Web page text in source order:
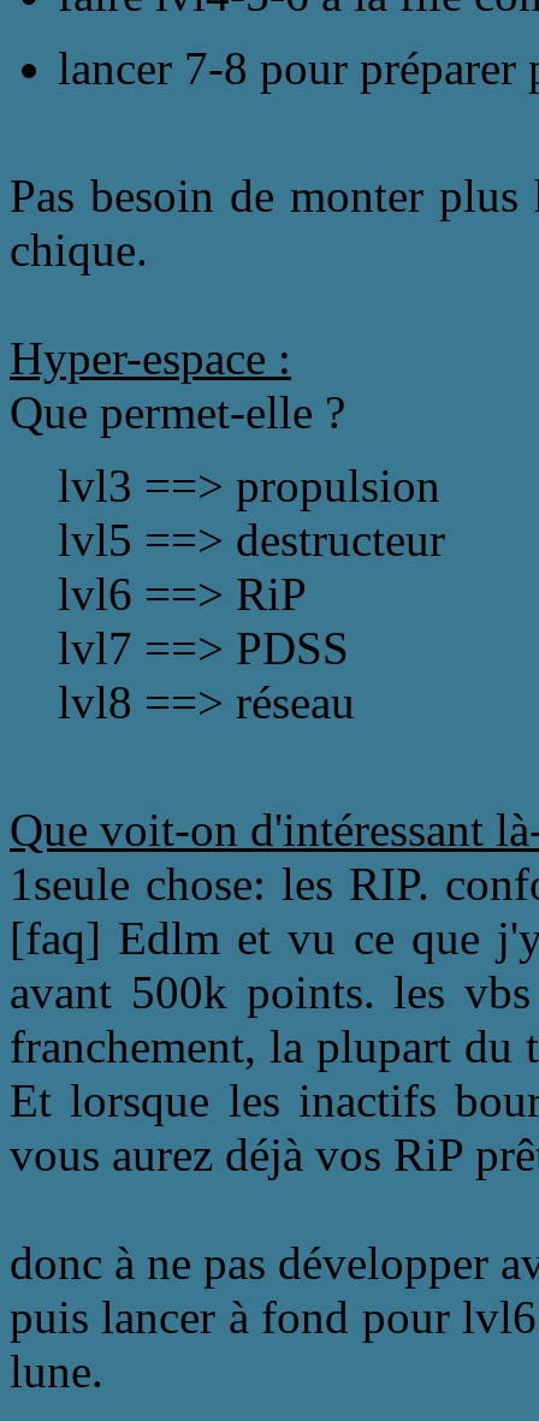
lancer 7-8 pour préparer
Pas besoin de monter
chique.
Hyper-espace :
Que permet-elle ?
lvl3 ==> propulsion
lvl5 ==> destructeur
lvl6 ==> RiP
lvl7 ==> PDSS
lvl8 ==> réseau
Que voit-on d'intéressant
1seule chose: les RIP.
[faq] Edlm et vu ce que
avant 500k points. les
franchement, la plupart
Et lorsque les inactifs
vous aurez déjà vos RiP
donc à ne pas développer
puis lancer à fond pour
lune.